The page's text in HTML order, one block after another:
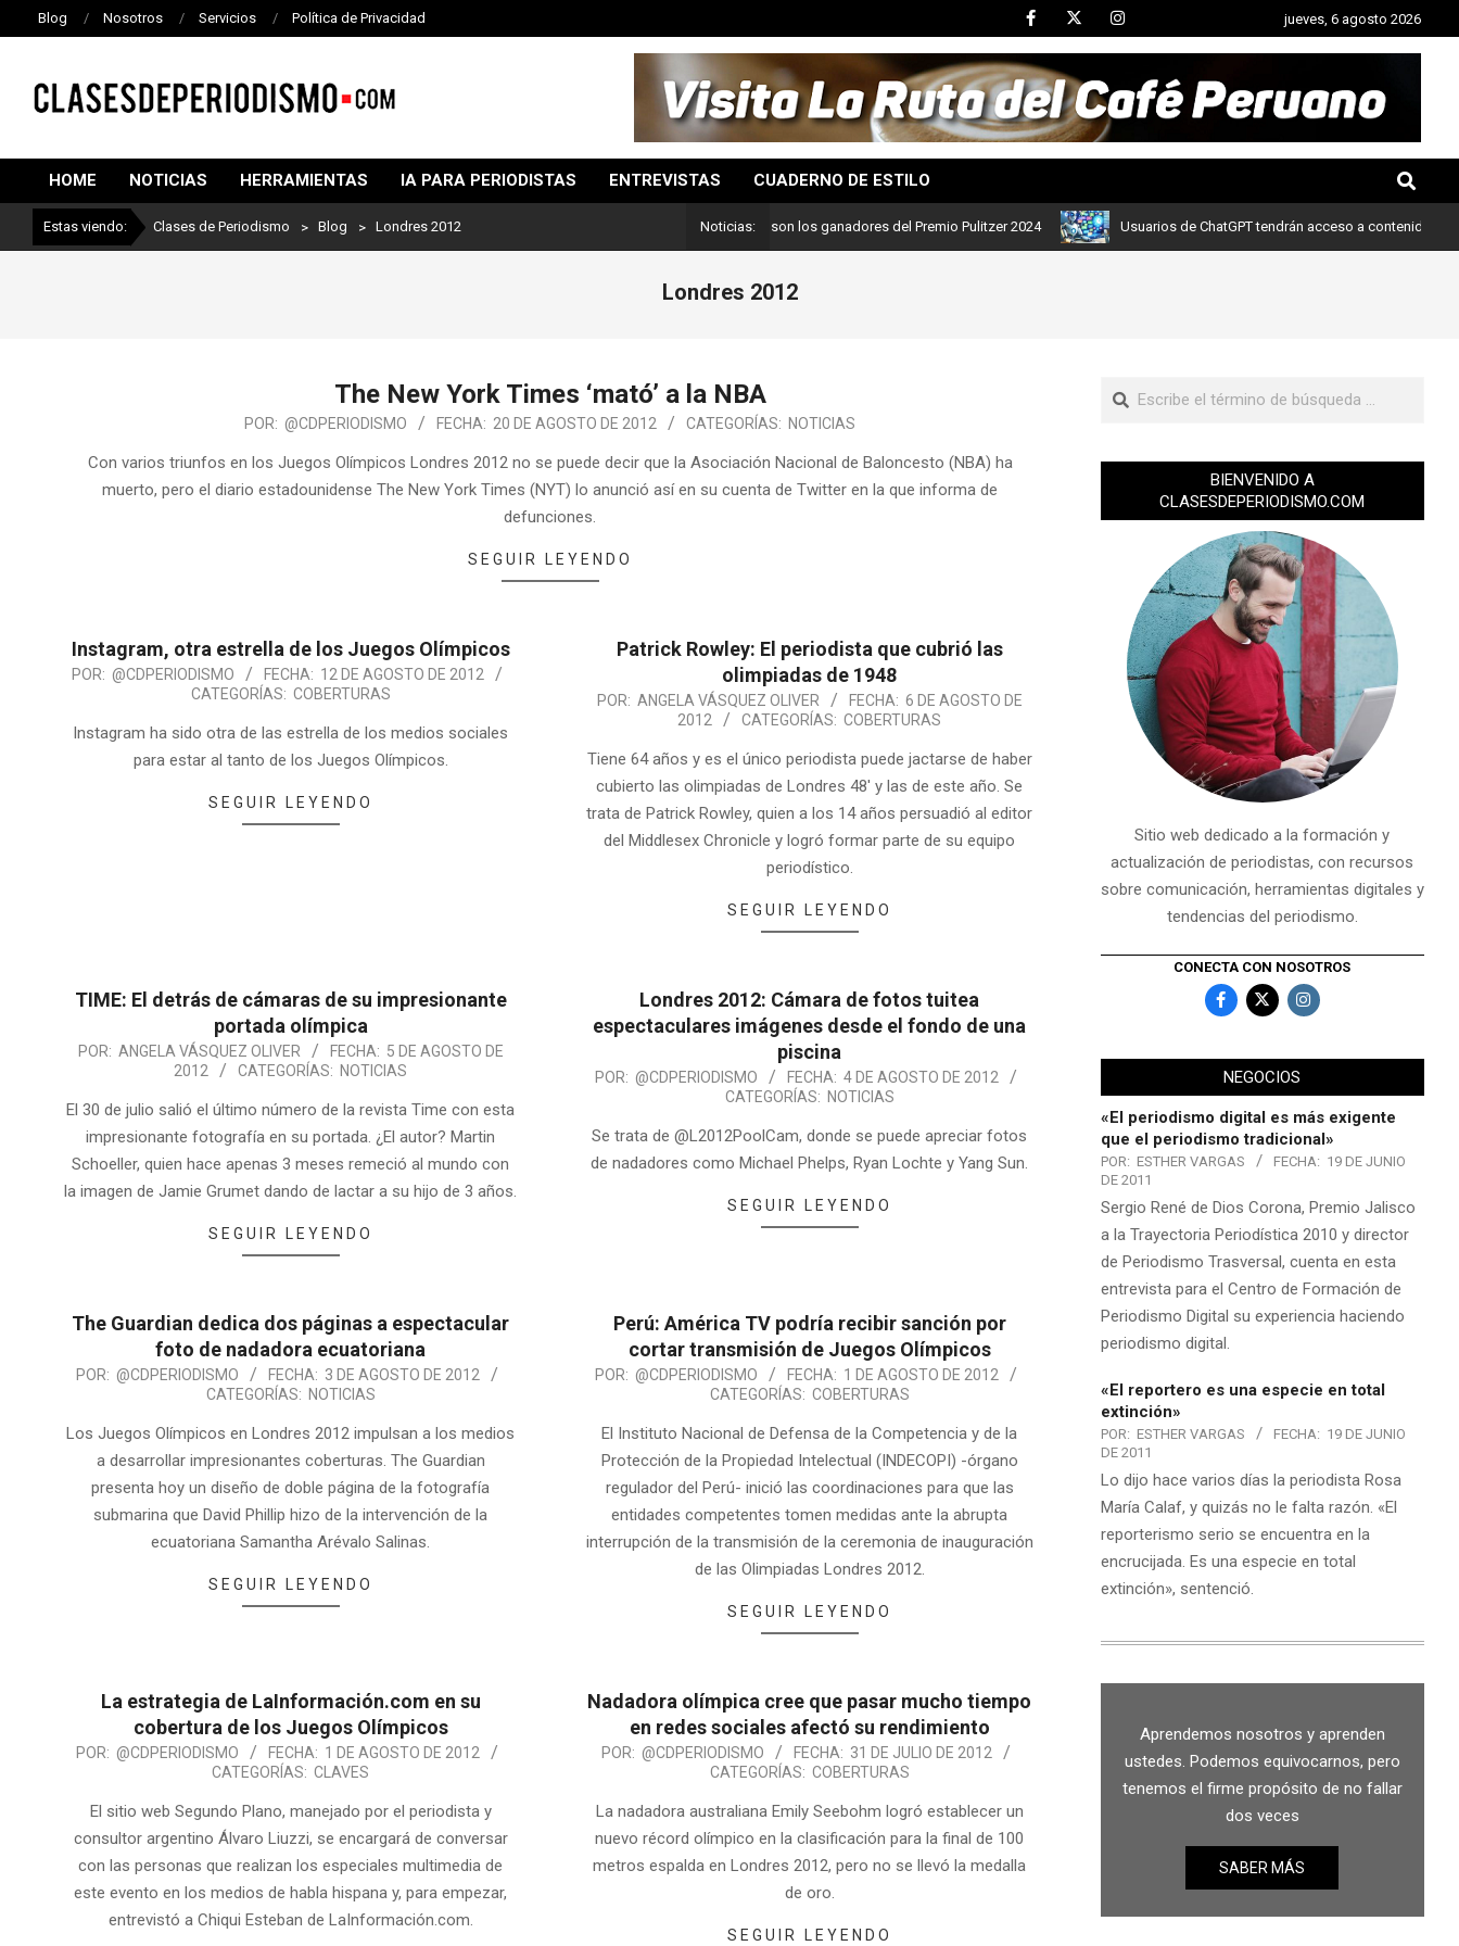
Blog Nosotros Servicios Política de Privacidad jueves, 6 agosto 2026
DE
PERIODISMO
HOME NOTICIAS HERRAMIENTAS IA PARA PERIODISTAS ENTREVISTAS CUADERNO DE ESTILO
Estas viendo: Clases de Periodismo > Blog > Londres 2012 Noticias:
Lo mejor del periodismo: Estos son los ganadores del Premio Pulitzer 2024 Usuarios de ChatGPT tendrán acceso a contenidos de
Londres 2012
The New York Times ‘mató’ a la NBA
POR: @CDPERIODISMO FECHA: 20 DE AGOSTO DE 2012 CATEGORÍAS: NOTICIAS
Con varios triunfos en los Juegos Olímpicos Londres 2012 no se puede decir que la Asociación Nacional de Baloncesto (NBA) ha
muerto, pero el diario estadounidense The New York Times (NYT) lo anunció así en su cuenta de Twitter en la que informa de
defunciones.
SEGUIR LEYENDO
Instagram, otra estrella de los Juegos Olímpicos
POR: @CDPERIODISMO FECHA: 12 DE AGOSTO DE 2012
CATEGORÍAS: COBERTURAS
Instagram ha sido otra de las estrella de los medios sociales
para estar al tanto de los Juegos Olímpicos.
SEGUIR LEYENDO
Patrick Rowley: El periodista que cubrió las
olimpiadas de 1948
POR: ANGELA VÁSQUEZ OLIVER FECHA: 6 DE AGOSTO DE
2012
CATEGORÍAS: COBERTURAS
Tiene 64 años y es el único periodista puede jactarse de haber
cubierto las olimpiadas de Londres 48′ y las de este año. Se
trata de Patrick Rowley, quien a los 14 años persuadió al editor
del Middlesex Chronicle y logró formar parte de su equipo
periodístico.
SEGUIR LEYENDO
TIME: El detrás de cámaras de su impresionante
portada olímpica
POR: ANGELA VÁSQUEZ OLIVER FECHA: 5 DE AGOSTO DE
2012
CATEGORÍAS: NOTICIAS
El 30 de julio salió el último número de la revista Time con esta
impresionante fotografía en su portada. ¿El autor? Martin
Schoeller, quien hace apenas 3 meses remeció al mundo con
la imagen de Jamie Grumet dando de lactar a su hijo de 3 años.
SEGUIR LEYENDO
Londres 2012: Cámara de fotos tuitea
espectaculares imágenes desde el fondo de una
piscina
POR: @CDPERIODISMO FECHA: 4 DE AGOSTO DE 2012
CATEGORÍAS: NOTICIAS
Se trata de @L2012PoolCam, donde se puede apreciar fotos
de nadadores como Michael Phelps, Ryan Lochte y Yang Sun.
SEGUIR LEYENDO
The Guardian dedica dos páginas a espectacular
foto de nadadora ecuatoriana
POR: @CDPERIODISMO FECHA: 3 DE AGOSTO DE 2012
CATEGORÍAS: NOTICIAS
Los Juegos Olímpicos en Londres 2012 impulsan a los medios
a desarrollar impresionantes coberturas. The Guardian
presenta hoy un diseño de doble página de la fotografía
submarina que David Phillip hizo de la intervención de la
ecuatoriana Samantha Arévalo Salinas.
SEGUIR LEYENDO
Perú: América TV podría recibir sanción por
cortar transmisión de Juegos Olímpicos
POR: @CDPERIODISMO FECHA: 1 DE AGOSTO DE 2012
CATEGORÍAS: COBERTURAS
El Instituto Nacional de Defensa de la Competencia y de la
Protección de la Propiedad Intelectual (INDECOPI) -órgano
regulador del Perú- inició las coordinaciones para que las
entidades competentes tomen medidas ante la abrupta
interrupción de la transmisión de la ceremonia de inauguración
de las Olimpiadas Londres 2012.
SEGUIR LEYENDO
La estrategia de LaInformación.com en su
cobertura de los Juegos Olímpicos
POR: @CDPERIODISMO FECHA: 1 DE AGOSTO DE 2012
CATEGORÍAS: CLAVES
El sitio web Segundo Plano, manejado por el periodista y
consultor argentino Álvaro Liuzzi, se encargará de conversar
con las personas que realizan los especiales multimedia de
este evento en los medios de habla hispana y, para empezar,
entrevistó a Chiqui Esteban de LaInformación.com.
Nadadora olímpica cree que pasar mucho tiempo
en redes sociales afectó su rendimiento
POR: @CDPERIODISMO FECHA: 31 DE JULIO DE 2012
CATEGORÍAS: COBERTURAS
La nadadora australiana Emily Seebohm logró establecer un
nuevo récord olímpico en la clasificación para la final de 100
metros espalda en Londres 2012, pero no se llevó la medalla
de oro.
SEGUIR LEYENDO
BIENVENIDO A
CLASESDEPERIODISMO.COM
Sitio web dedicado a la formación y
actualización de periodistas, con recursos
sobre comunicación, herramientas digitales y
tendencias del periodismo.
CONECTA CON NOSOTROS
NEGOCIOS
«El periodismo digital es más exigente
que el periodismo tradicional»
POR: ESTHER VARGAS FECHA: 19 DE JUNIO
DE 2011
Sergio René de Dios Corona, Premio Jalisco
a la Trayectoria Periodística 2010 y director
de Periodismo Trasversal, cuenta en esta
entrevista para el Centro de Formación de
Periodismo Digital su experiencia haciendo
periodismo digital.
«El reportero es una especie en total
extinción»
POR: ESTHER VARGAS FECHA: 19 DE JUNIO
DE 2011
Lo dijo hace varios días la periodista Rosa
María Calaf, y quizás no le falta razón. «El
reporterismo serio se encuentra en la
encrucijada. Es una especie en total
extinción», sentenció.
Aprendemos nosotros y aprenden
ustedes. Podemos equivocarnos, pero
tenemos el firme propósito de no fallar
dos veces
SABER MÁS